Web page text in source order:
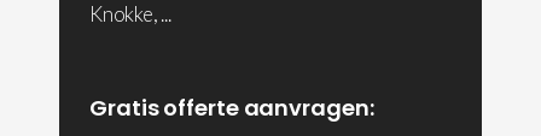
Knokke, ...
Gratis offerte aanvragen: